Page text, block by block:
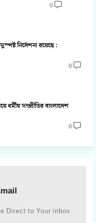
0
নির্দেশনা রয়েছে :
0
ধর্মীয় সম্প্রীতির বাংলাদেশ
0
Direct to Your inbox